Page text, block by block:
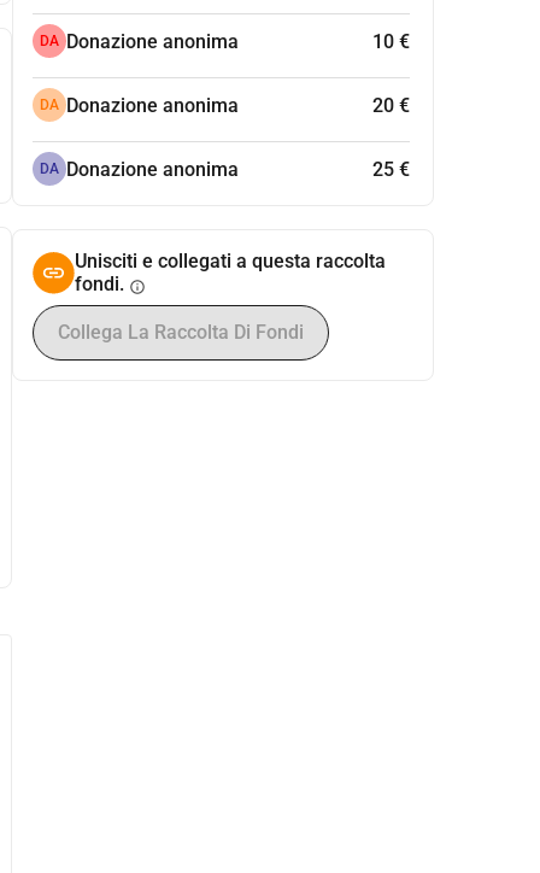
DA Donazione anonima 10 €
DA Donazione anonima 20 €
DA Donazione anonima 25 €
Unisciti e collegati a questa raccolta
fondi. info
Collega La Raccolta Di Fondi